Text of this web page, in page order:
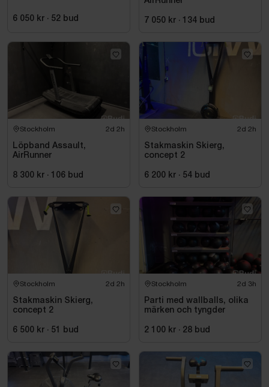
6 050 kr · 52 bud 7 050 kr · 134 bud
Stockholm 2d 2h
Löpband Assault,
AirRunner
8 300 kr · 106 bud
Stockholm 2d 2h
Stakmaskin Skierg,
concept 2
6 200 kr · 54 bud
Stockholm 2d 2h
Stakmaskin Skierg,
concept 2
6 500 kr · 51 bud
Stockholm 2d 3h
Parti med wallballs, olika
märken och tyngder
2 100 kr · 28 bud